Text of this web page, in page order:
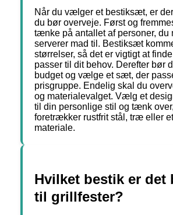
Når du vælger et bestiksæt, er
du bør overveje. Først og
tænke på antallet af personer, du
serverer mad til. Bestiksæt
størrelser, så det er vigtigt at
passer til dit behov. Derefter bør
budget og vælge et sæt, der
prisgruppe. Endelig skal du
og materialevalget. Vælg et
til din personlige stil og tænk
foretrækker rustfrit stål, træ eller
materiale.
Hvilket bestik er det
til grillfester?